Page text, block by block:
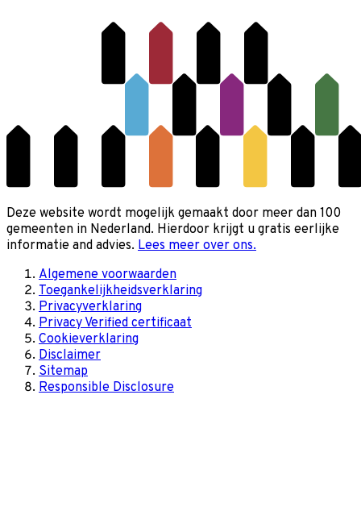
Deze website wordt mogelijk gemaakt door meer dan 100
gemeenten in Nederland. Hierdoor krijgt u gratis eerlijke
informatie and advies. Lees meer over ons.
Algemene voorwaarden
Toegankelijkheidsverklaring
Privacyverklaring
Privacy Verified certificaat
Cookieverklaring
Disclaimer
Sitemap
Responsible Disclosure